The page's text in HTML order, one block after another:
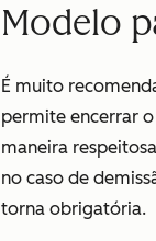
Modelo
É muito
permite encerrar
maneira
no caso de
torna obrigatória.